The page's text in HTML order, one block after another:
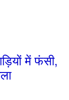
में फंसी,